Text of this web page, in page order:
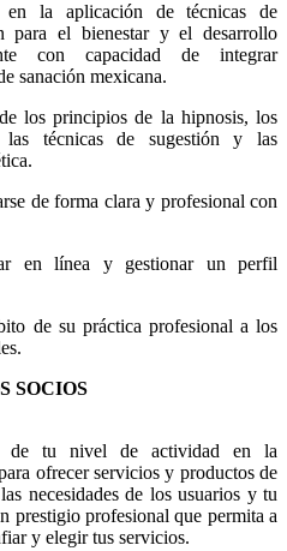
en la aplicación de técnicas de
para el bienestar y el desarrollo
con capacidad de integrar
sanación mexicana.
los principios de la hipnosis, los
las técnicas de sugestión y las
de forma clara y profesional con
en línea y gestionar un perfil
de su práctica profesional a los
SOCIOS
de tu nivel de actividad en la
ofrecer servicios y productos de
necesidades de los usuarios y tu
prestigio profesional que permita a
y elegir tus servicios.